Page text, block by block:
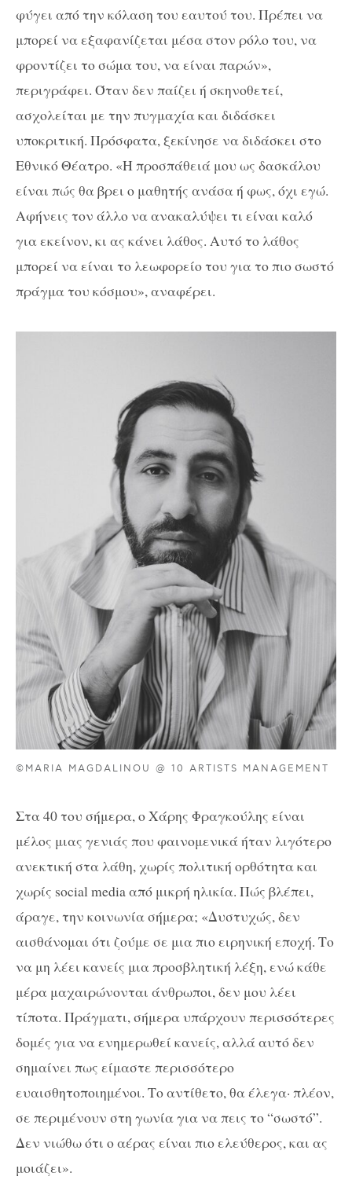
φύγει από την κόλαση του εαυτού του. Πρέπει να
μπορεί να εξαφανίζεται μέσα στον ρόλο του, να
φροντίζει το σώμα του, να είναι παρών»,
περιγράφει. Όταν δεν παίζει ή σκηνοθετεί,
ασχολείται με την πυγμαχία και διδάσκει
υποκριτική. Πρόσφατα, ξεκίνησε να διδάσκει στο
Εθνικό Θέατρο. «Η προσπάθειά μου ως δασκάλου
είναι πώς θα βρει ο μαθητής ανάσα ή φως, όχι εγώ.
Αφήνεις τον άλλο να ανακαλύψει τι είναι καλό
για εκείνον, κι ας κάνει λάθος. Αυτό το λάθος
μπορεί να είναι το λεωφορείο του για το πιο σωστό
πράγμα του κόσμου», αναφέρει.
©MARIA MAGDALINOU @ 10 ARTISTS MANAGEMENT
Στα 40 του σήμερα, ο Χάρης Φραγκούλης είναι
μέλος μιας γενιάς που φαινομενικά ήταν λιγότερο
ανεκτική στα λάθη, χωρίς πολιτική ορθότητα και
χωρίς social media από μικρή ηλικία. Πώς βλέπει,
άραγε, την κοινωνία σήμερα; «Δυστυχώς, δεν
αισθάνομαι ότι ζούμε σε μια πιο ειρηνική εποχή. Το
να μη λέει κανείς μια προσβλητική λέξη, ενώ κάθε
μέρα μαχαιρώνονται άνθρωποι, δεν μου λέει
τίποτα. Πράγματι, σήμερα υπάρχουν περισσότερες
δομές για να ενημερωθεί κανείς, αλλά αυτό δεν
σημαίνει πως είμαστε περισσότερο
ευαισθητοποιημένοι. Το αντίθετο, θα έλεγα· πλέον,
σε περιμένουν στη γωνία για να πεις το “σωστό”.
Δεν νιώθω ότι ο αέρας είναι πιο ελεύθερος, και ας
μοιάζει».